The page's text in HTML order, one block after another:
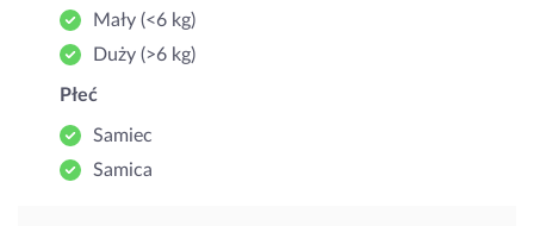
Mały (<6 kg)
Duży (>6 kg)
Płeć
Samiec
Samica